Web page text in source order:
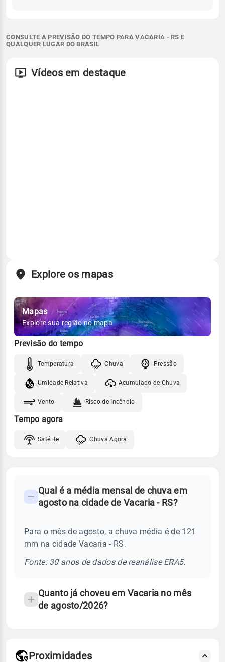
CONSULTE A PREVISÃO DO TEMPO PARA VACARIA - RS E
QUALQUER LUGAR DO BRASIL
Vídeos em destaque
Explore os mapas
Mapas
Explore sua região no mapa
Previsão do tempo
Temperatura Chuva Pressão
Umidade Relativa Acumulado de Chuva
Vento Risco de Incêndio
Tempo agora
Satélite Chuva Agora
Perguntas
sobre
chuva
Qual é a média mensal de chuva em
agosto na cidade de Vacaria - RS?
Para o mês de agosto, a chuva média é de 121
mm na cidade Vacaria - RS.
Fonte: 30 anos de dados de reanálise ERA5.
Quanto já choveu em Vacaria no mês
de agosto/2026?
Proximidades